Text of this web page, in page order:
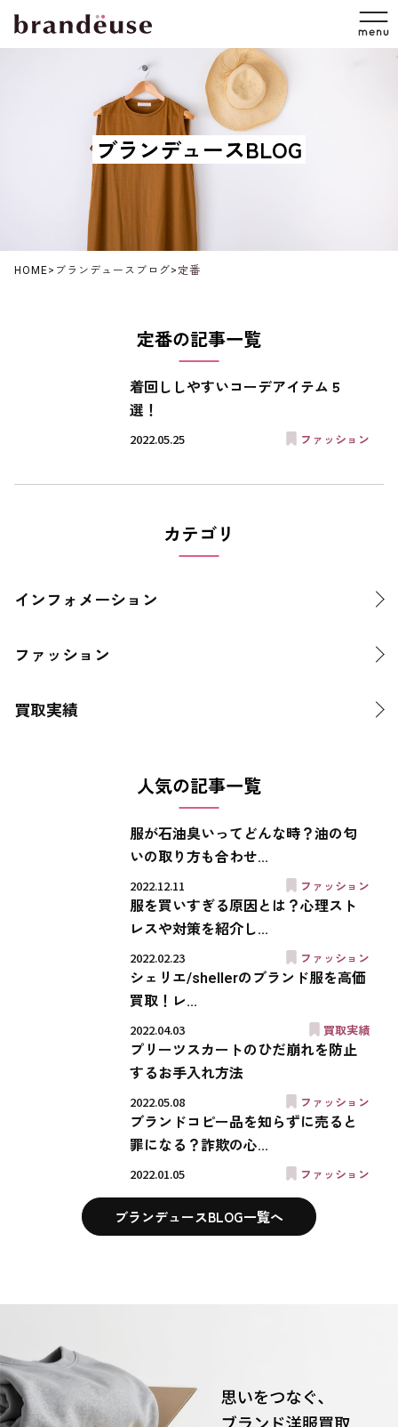
ブランデュースBLOG
HOME> ブランデュースブログ> 定番
定番の記事一覧
着回ししやすいコーデアイテム５
選！
2022.05.25
ファッション
カテゴリ
インフォメーション
ファッション
買取実績
人気の記事一覧
服が石油臭いってどんな時？油の匂
いの取り方も合わせ...
2022.12.11
ファッション
服を買いすぎる原因とは？心理スト
レスや対策を紹介し...
2022.02.23
ファッション
シェリエ/shellerのブランド服を高価
買取！レ...
2022.04.03
買取実績
プリーツスカートのひだ崩れを防止
するお手入れ方法
2022.05.08
ファッション
ブランドコピー品を知らずに売ると
罪になる？詐欺の心...
2022.01.05
ファッション
ブランデュースBLOG一覧へ